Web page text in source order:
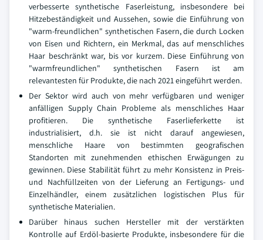
verbesserte synthetische Faserleistung, insbesondere bei
Hitzebeständigkeit und Aussehen, sowie die Einführung von
"warm-freundlichen" synthetischen Fasern, die durch Locken
von Eisen und Richtern, ein Merkmal, das auf menschliches
Haar beschränkt war, bis vor kurzem. Diese Einführung von
"warmfreundlichen" synthetischen Fasern ist am
relevantesten für Produkte, die nach 2021 eingeführt werden.
Der Sektor wird auch von mehr verfügbaren und weniger
anfälligen Supply Chain Probleme als menschliches Haar
profitieren. Die synthetische Faserlieferkette ist
industrialisiert, d.h. sie ist nicht darauf angewiesen,
menschliche Haare von bestimmten geografischen
Standorten mit zunehmenden ethischen Erwägungen zu
gewinnen. Diese Stabilität führt zu mehr Konsistenz in Preis-
und Nachfüllzeiten von der Lieferung an Fertigungs- und
Einzelhändler, einem zusätzlichen logistischen Plus für
synthetische Materialien.
Darüber hinaus suchen Hersteller mit der verstärkten
Kontrolle auf Erdöl-basierte Produkte, insbesondere für die